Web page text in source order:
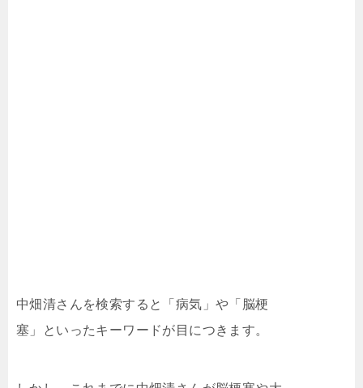
中畑清さんを検索すると「病気」や「脳梗
塞」といったキーワードが目につきます。